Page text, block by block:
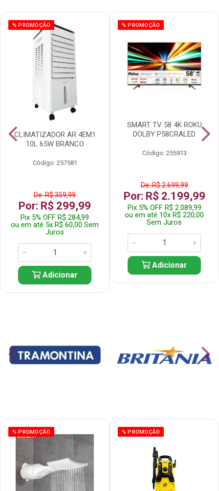
% PROMOÇÃO
CLIMATIZADOR AR 4EM1
10L 65W BRANCO
Código: 257581
De: R$ 359,99
Por: R$ 299,99
Pix 5% OFF R$ 284,99
ou em até 5x R$ 60,00 Sem
Juros
Adicionar
% PROMOÇÃO
SMART TV 58 4K ROKU
DOLBY P58CRALED
Código: 255913
De: R$ 2.699,99
Por: R$ 2.199,99
Pix 5% OFF R$ 2.089,99
ou em até 10x R$ 220,00
Sem Juros
Adicionar
% PROMOÇÃO % PROMOÇÃO